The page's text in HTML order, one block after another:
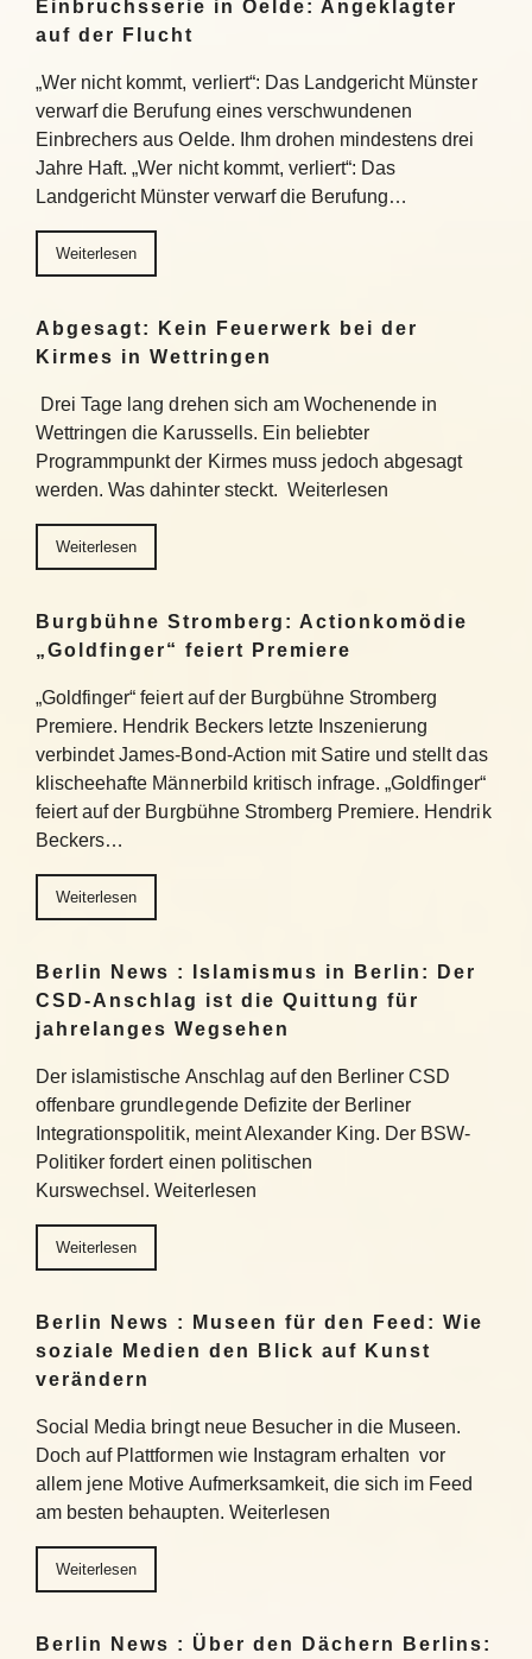
Einbruchsserie in Oelde: Angeklagter
auf der Flucht
„Wer nicht kommt, verliert“: Das Landgericht Münster
verwarf die Berufung eines verschwundenen
Einbrechers aus Oelde. Ihm drohen mindestens drei
Jahre Haft. „Wer nicht kommt, verliert“: Das
Landgericht Münster verwarf die Berufung…
Weiterlesen
Abgesagt: Kein Feuerwerk bei der
Kirmes in Wettringen
Drei Tage lang drehen sich am Wochenende in
Wettringen die Karussells. Ein beliebter
Programmpunkt der Kirmes muss jedoch abgesagt
werden. Was dahinter steckt. Weiterlesen
Weiterlesen
Burgbühne Stromberg: Actionkomödie
„Goldfinger“ feiert Premiere
„Goldfinger“ feiert auf der Burgbühne Stromberg
Premiere. Hendrik Beckers letzte Inszenierung
verbindet James-Bond-Action mit Satire und stellt das
klischeehafte Männerbild kritisch infrage. „Goldfinger“
feiert auf der Burgbühne Stromberg Premiere. Hendrik
Beckers…
Weiterlesen
Berlin News : Islamismus in Berlin: Der
CSD-Anschlag ist die Quittung für
jahrelanges Wegsehen
Der islamistische Anschlag auf den Berliner CSD
offenbare grundlegende Defizite der Berliner
Integrationspolitik, meint Alexander King. Der BSW-
Politiker fordert einen politischen
Kurswechsel. Weiterlesen
Weiterlesen
Berlin News : Museen für den Feed: Wie
soziale Medien den Blick auf Kunst
verändern
Social Media bringt neue Besucher in die Museen.
Doch auf Plattformen wie Instagram erhalten vor
allem jene Motive Aufmerksamkeit, die sich im Feed
am besten behaupten. Weiterlesen
Weiterlesen
Berlin News : Über den Dächern Berlins: